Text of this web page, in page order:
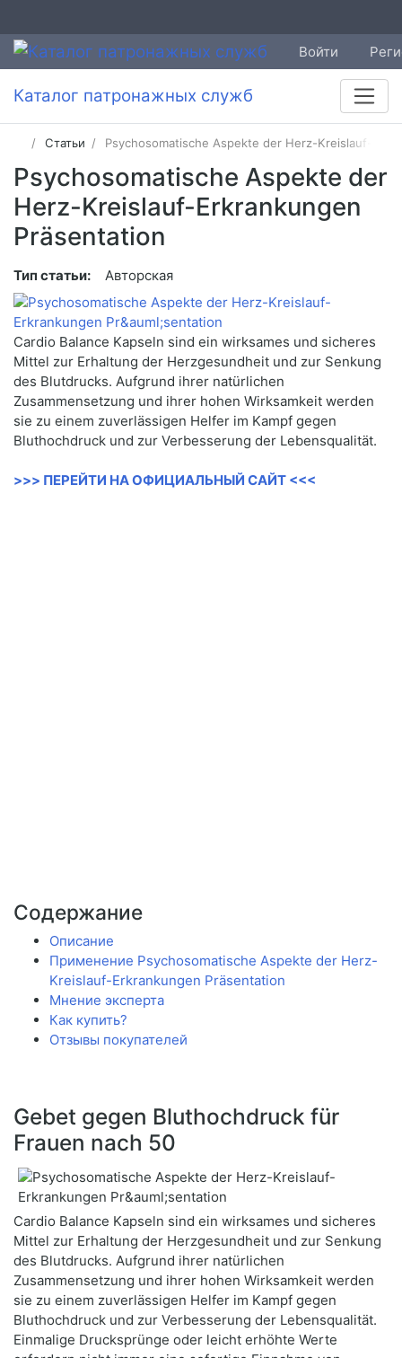
Войти
Каталог патронажных служб
Статьи Psychosomatische Aspekte der Herz-Kreislauf-
Psychosomatische Aspekte der
Herz-Kreislauf-Erkrankungen
Präsentation
Тип статьи: Авторская
Cardio Balance Kapseln sind ein wirksames und sicheres
Mittel zur Erhaltung der Herzgesundheit und zur Senkung
des Blutdrucks. Aufgrund ihrer natürlichen
Zusammensetzung und ihrer hohen Wirksamkeit werden
sie zu einem zuverlässigen Helfer im Kampf gegen
Bluthochdruck und zur Verbesserung der Lebensqualität.
>>> ПЕРЕЙТИ НА ОФИЦИАЛЬНЫЙ САЙТ <<<
Содержание
Описание
Применение Psychosomatische Aspekte der Herz-
Kreislauf-Erkrankungen Präsentation
Мнение эксперта
Как купить?
Отзывы покупателей
Gebet gegen Bluthochdruck für
Frauen nach 50
Cardio Balance Kapseln sind ein wirksames und sicheres
Mittel zur Erhaltung der Herzgesundheit und zur Senkung
des Blutdrucks. Aufgrund ihrer natürlichen
Zusammensetzung und ihrer hohen Wirksamkeit werden
sie zu einem zuverlässigen Helfer im Kampf gegen
Bluthochdruck und zur Verbesserung der Lebensqualität.
Einmalige Drucksprünge oder leicht erhöhte Werte